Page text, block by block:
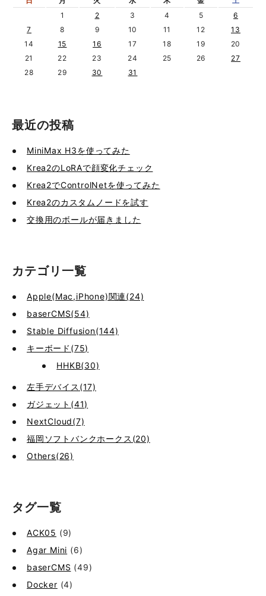
1
2 3 4 5
6
7
8 9 10 11 12
13
14
15 16 17 18 19
20
21
22 23 24 25 26
27
28
29 30 31
最近の投稿
MiniMax H3を使ってみた
Krea2のLoRAで顔変化チェック
Krea2でControlNetを使ってみた
Krea2のカスタムノードを試す
交換用のボールが届きました
カテゴリ一覧
Apple(Mac,iPhone)関連(24)
baserCMS(54)
Stable Diffusion(144)
キーボード(75)
HHKB(30)
左手デバイス(17)
ガジェット(41)
NextCloud(7)
福岡ソフトバンクホークス(20)
Others(26)
タグ一覧
ACK05 (9)
Agar Mini (6)
baserCMS (49)
Docker (4)